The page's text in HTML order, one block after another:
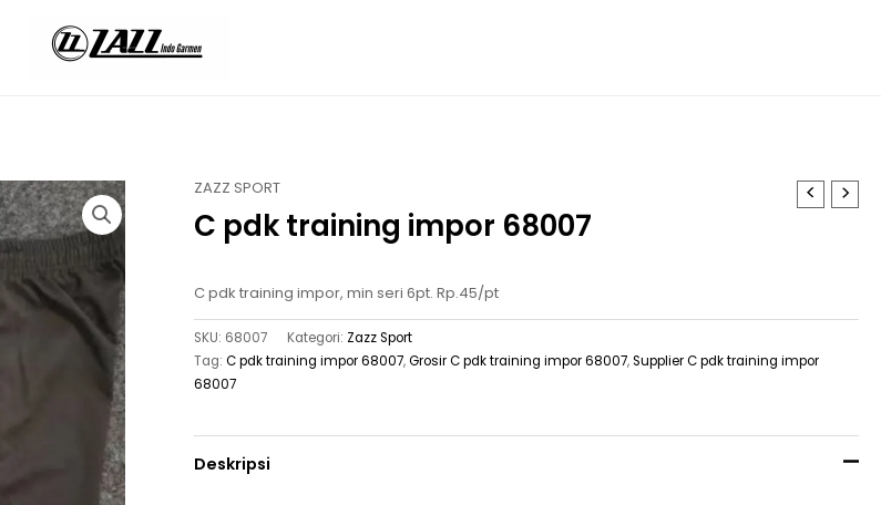
ZAZZ SPORT
C pdk training impor 68007
C pdk training impor, min seri 6pt. Rp.45/pt
SKU: 68007 Kategori: Zazz Sport
Tag:C pdk training impor 68007,Grosir C pdk training impor 68007,Supplier C pdk training impor
68007
Deskripsi